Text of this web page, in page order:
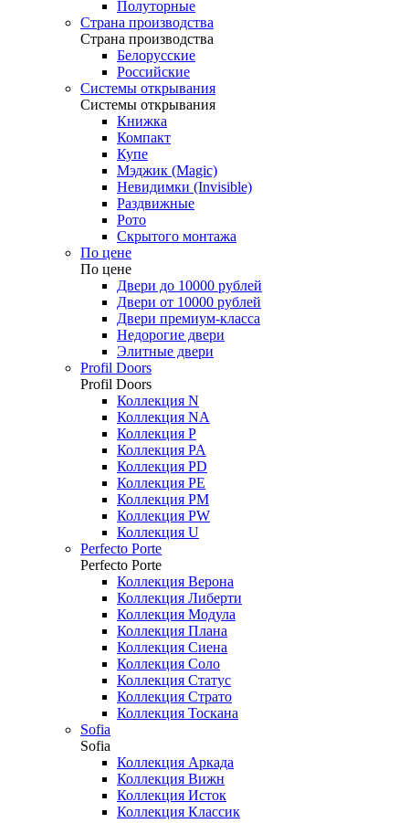
Полуторные
Страна производства
Страна производства
Белорусские
Российские
Системы открывания
Системы открывания
Книжка
Компакт
Купе
Мэджик (Magic)
Невидимки (Invisible)
Раздвижные
Рото
Скрытого монтажа
По цене
По цене
Двери до 10000 рублей
Двери от 10000 рублей
Двери премиум-класса
Недорогие двери
Элитные двери
Profil Doors
Profil Doors
Коллекция N
Коллекция NA
Коллекция P
Коллекция PA
Коллекция PD
Коллекция PE
Коллекция PM
Коллекция PW
Коллекция U
Perfecto Porte
Perfecto Porte
Коллекция Верона
Коллекция Либерти
Коллекция Модула
Коллекция Плана
Коллекция Сиена
Коллекция Соло
Коллекция Статус
Коллекция Страто
Коллекция Тоскана
Sofia
Sofia
Коллекция Аркада
Коллекция Вижн
Коллекция Исток
Коллекция Классик